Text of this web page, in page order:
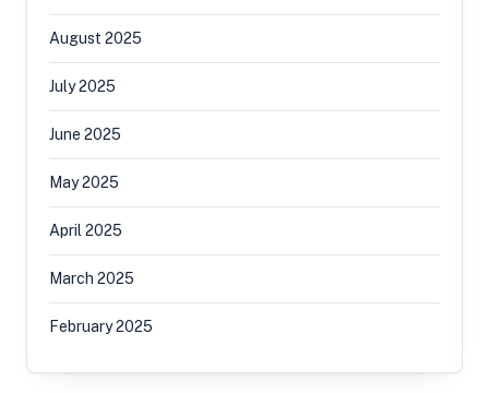
August 2025
July 2025
June 2025
May 2025
April 2025
March 2025
February 2025